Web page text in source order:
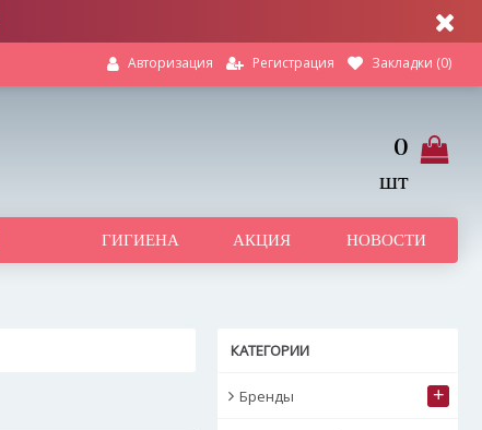
Авторизация Регистрация Закладки (0)
0
шт
ГИГИЕНА АКЦИЯ НОВОСТИ
КАТЕГОРИИ
Бренды +